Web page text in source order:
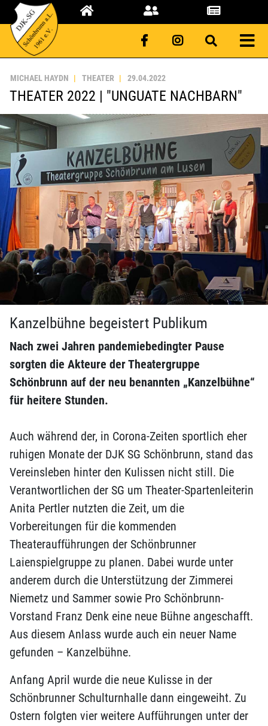
MICHAEL HAYDN THEATER 29.04.2022
THEATER 2022 | "UNGUATE NACHBARN"
Kanzelbühne begeistert Publikum
Nach zwei Jahren pandemiebedingter Pause
sorgten die Akteure der Theatergruppe
Schönbrunn auf der neu benannten „Kanzelbühne“
für heitere Stunden.
Auch während der, in Corona-Zeiten sportlich eher
ruhigen Monate der DJK SG Schönbrunn, stand das
Vereinsleben hinter den Kulissen nicht still. Die
Verantwortlichen der SG um Theater-Spartenleiterin
Anita Pertler nutzten die Zeit, um die
Vorbereitungen für die kommenden
Theateraufführungen der Schönbrunner
Laienspielgruppe zu planen. Dabei wurde unter
anderem durch die Unterstützung der Zimmerei
Niemetz und Sammer sowie Pro Schönbrunn-
Vorstand Franz Denk eine neue Bühne angeschafft.
Aus diesem Anlass wurde auch ein neuer Name
gefunden – Kanzelbühne.
Anfang April wurde die neue Kulisse in der
Schönbrunner Schulturnhalle dann eingeweiht. Zu
Ostern folgten vier weitere Aufführungen unter der